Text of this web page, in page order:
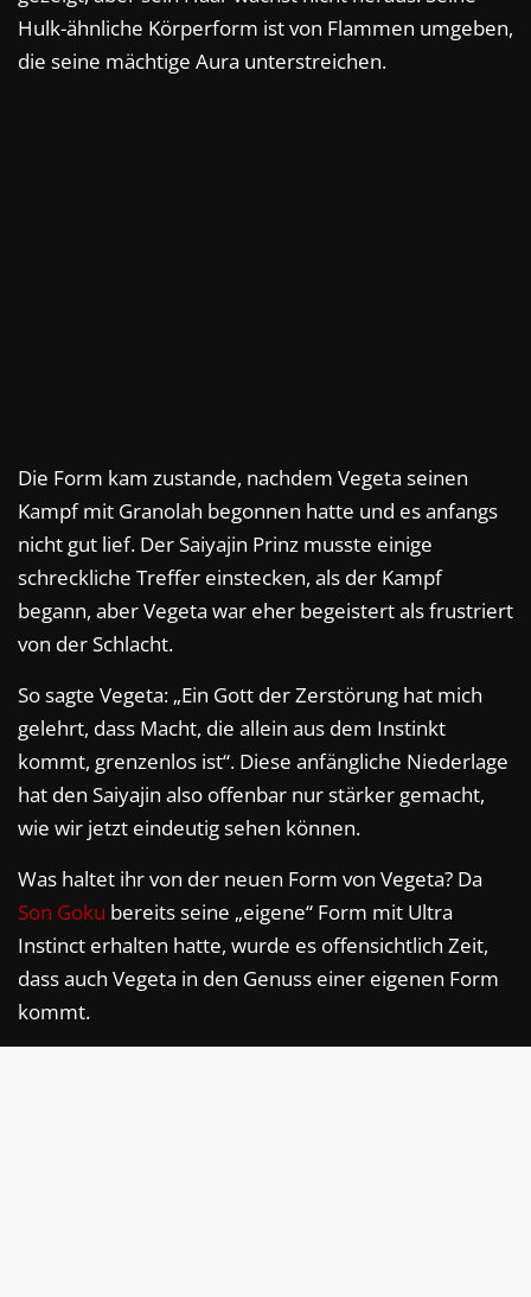
Hulk-ähnliche Körperform ist von Flammen umgeben,
die seine mächtige Aura unterstreichen.
Die Form kam zustande, nachdem Vegeta seinen
Kampf mit Granolah begonnen hatte und es anfangs
nicht gut lief. Der Saiyajin Prinz musste einige
schreckliche Treffer einstecken, als der Kampf
begann, aber Vegeta war eher begeistert als frustriert
von der Schlacht.
So sagte Vegeta: „Ein Gott der Zerstörung hat mich
gelehrt, dass Macht, die allein aus dem Instinkt
kommt, grenzenlos ist“. Diese anfängliche Niederlage
hat den Saiyajin also offenbar nur stärker gemacht,
wie wir jetzt eindeutig sehen können.
Was haltet ihr von der neuen Form von Vegeta? Da
Son Goku bereits seine „eigene“ Form mit Ultra
Instinct erhalten hatte, wurde es offensichtlich Zeit,
dass auch Vegeta in den Genuss einer eigenen Form
kommt.